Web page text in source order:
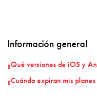
Información general
¿Qué versiones de iOS y
¿Cuándo expiran mis